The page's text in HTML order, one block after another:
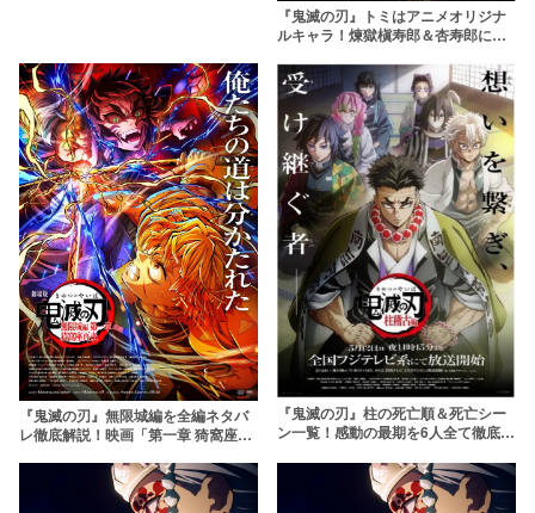
『鬼滅の刃』トミはアニメオリジナ
ルキャラ！煉獄槇寿郎＆杏寿郎に助
『鬼滅の刃』無限城編を全編ネタバ
レ徹底解説！映画「第一章 猗窩座再
『鬼滅の刃』柱の死亡順＆死亡シー
ン一覧！感動の最期を6人全て徹底解